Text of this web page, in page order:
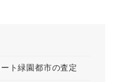
ト緑園都市の査定